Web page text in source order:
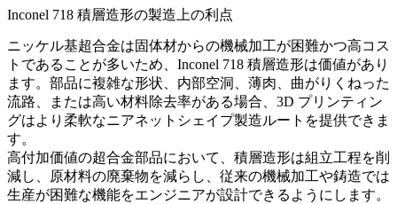
Inconel 718 積層造形の製造上の利点
ニッケル基超合金は固体材からの機械加工が困難かつ高コス
トであることが多いため、Inconel 718 積層造形は価値があり
ます。部品に複雑な形状、内部空洞、薄肉、曲がりくねった
流路、または高い材料除去率がある場合、3D プリンティン
グはより柔軟なニアネットシェイプ製造ルートを提供できま
す。
高付加価値の超合金部品において、積層造形は組立工程を削
減し、原材料の廃棄物を減らし、従来の機械加工や鋳造では
生産が困難な機能をエンジニアが設計できるようにします。